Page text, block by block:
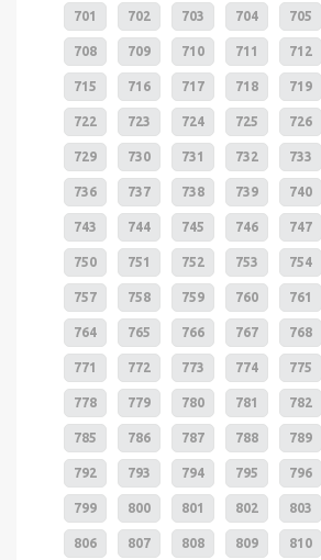
701 702 703 704 705
708 709 710 711 712
715 716 717 718 719
722 723 724 725 726
729 730 731 732 733
736 737 738 739 740
743 744 745 746 747
750 751 752 753 754
757 758 759 760 761
764 765 766 767 768
771 772 773 774 775
778 779 780 781 782
785 786 787 788 789
792 793 794 795 796
799 800 801 802 803
806 807 808 809 810